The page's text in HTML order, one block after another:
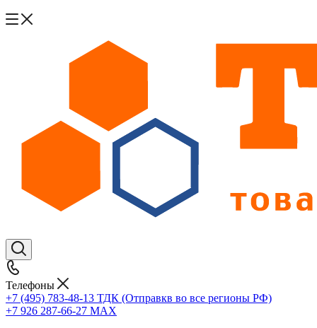
Телефоны
+7 (495) 783-48-13 ТДК (Отправкв во все регионы РФ)
+7 926 287-66-27 МАХ